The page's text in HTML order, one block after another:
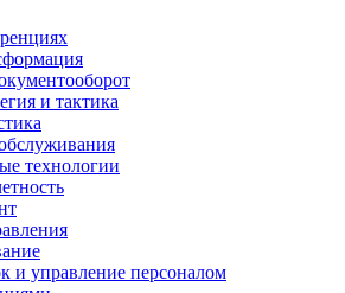
и тактика
технологии
и управление персоналом